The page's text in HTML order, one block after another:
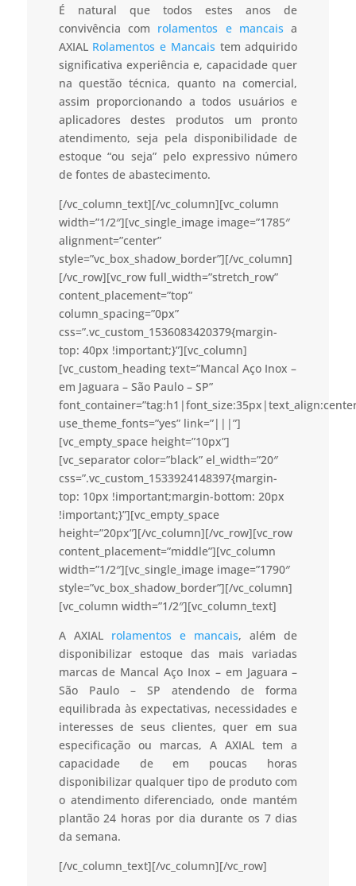
É natural que todos estes anos de
convivência com rolamentos e mancais a
AXIAL Rolamentos e Mancais tem adquirido
significativa experiência e, capacidade quer
na questão técnica, quanto na comercial,
assim proporcionando a todos usuários e
aplicadores destes produtos um pronto
atendimento, seja pela disponibilidade de
estoque “ou seja” pelo expressivo número
de fontes de abastecimento.
[/vc_column_text][/vc_column][vc_column
width=”1/2″][vc_single_image image=”1785″
alignment=”center”
style=”vc_box_shadow_border”][/vc_column]
[/vc_row][vc_row full_width=”stretch_row”
content_placement=”top”
column_spacing=”0px”
css=”.vc_custom_1536083420379{margin-
top: 40px !important;}”][vc_column]
[vc_custom_heading text=”Mancal Aço Inox –
em Jaguara – São Paulo – SP”
use_theme_fonts=”yes” link=”|||”]
[vc_empty_space height=”10px”]
[vc_separator color=”black” el_width=”20″
css=”.vc_custom_1533924148397{margin-
top: 10px !important;margin-bottom: 20px
!important;}”][vc_empty_space
height=”20px”][/vc_column][/vc_row][vc_row
content_placement=”middle”][vc_column
width=”1/2″][vc_single_image image=”1790″
style=”vc_box_shadow_border”][/vc_column]
[vc_column width=”1/2″][vc_column_text]
A AXIAL rolamentos e mancais, além de
disponibilizar estoque das mais variadas
marcas de Mancal Aço Inox – em Jaguara –
São Paulo – SP atendendo de forma
equilibrada às expectativas, necessidades e
interesses de seus clientes, quer em sua
especificação ou marcas, A AXIAL tem a
capacidade de em poucas horas
disponibilizar qualquer tipo de produto com
o atendimento diferenciado, onde mantém
plantão 24 horas por dia durante os 7 dias
da semana.
[/vc_column_text][/vc_column][/vc_row]